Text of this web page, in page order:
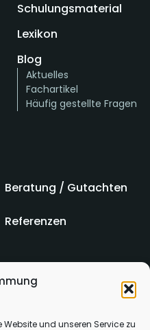
und unseren Service zu
Schulungsmaterial
Lexikon
Blog
Aktuelles
Fachartikel
Häufig gestellte Fragen
Beratung / Gutachten
Referenzen
AGB